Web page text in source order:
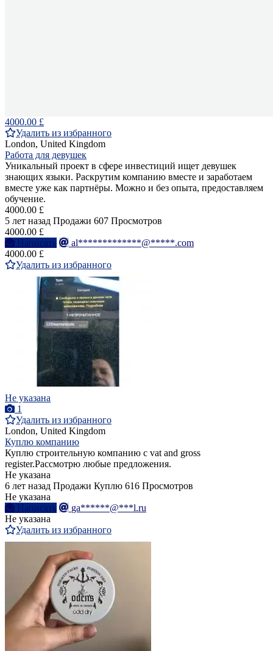
4000.00 £
Удалить из избранного
London, United Kingdom
Работа для девушек
Уникальный проект в сфере инвестиций ищет девушек
знающих языки. Раскрутим компанию вместе и заработаем
вместе уже как партнёры. Можно и без опыта, предоставляем
обучение.
4000.00 £
5 лет назад Продажи 607 Просмотров
4000.00 £
Написать
al*************@*****.com
4000.00 £
Удалить из избранного
Не указана
1
Удалить из избранного
London, United Kingdom
Куплю компанию
Куплю строительную компанию с vat and gross
register.Рассмотрю любые предложения.
Не указана
6 лет назад Продажи Куплю 616 Просмотров
Не указана
Написать
ga******@***l.ru
Не указана
Удалить из избранного